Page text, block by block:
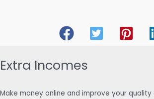
Extra Incomes
Make money online and improve your quality